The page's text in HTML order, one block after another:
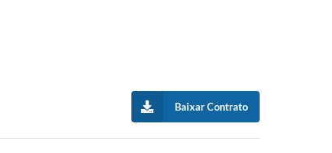
Baixar Contrato